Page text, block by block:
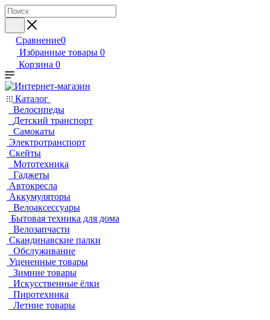
Сравнение0
Избранные товары 0
Корзина 0
Каталог
Велосипеды
Детский транспорт
Самокаты
Электротранспорт
Скейты
Мототехника
Гаджеты
Автокресла
Аккумуляторы
Велоаксессуары
Бытовая техника для дома
Велозапчасти
Скандинавские палки
Обслуживание
Уцененные товары
Зимние товары
Искусственные ёлки
Пиротехника
Летние товары